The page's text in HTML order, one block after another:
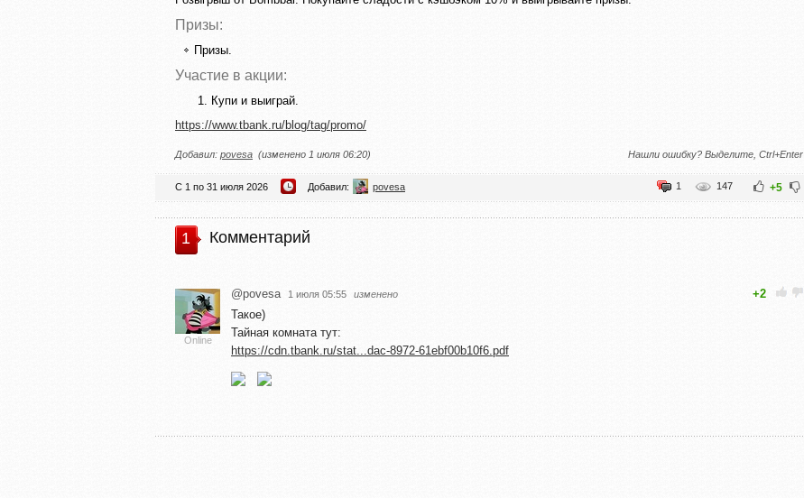
Призы:
Призы.
Участие в акции:
Купи и выиграй.
https://www.tbank.ru/blog/tag/promo/
Добавил: povesa (изменено 1 июля 06:20) Нашли ошибку? Выделите, Ctrl+Enter
С 1 по 31 июля 2026 Добавил: povesa +5
147
1
1 Комментарий
Online
@povesa 1 июля 05:55 изменено
+2
Такое)
Тайная комната тут:
https://cdn.tbank.ru/stat...dac-8972-61ebf00b10f6.pdf